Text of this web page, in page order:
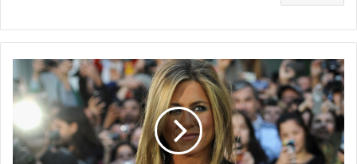
جينيفر
أنيستون
عارية
من
أجل
مصابي